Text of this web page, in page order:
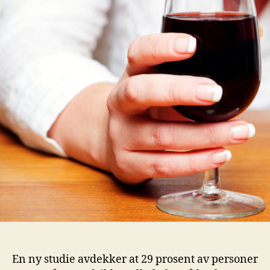
En ny studie avdekker at 29 prosent av personer